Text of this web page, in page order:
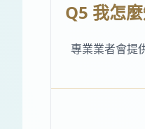
Q5 我怎
專業業者會提